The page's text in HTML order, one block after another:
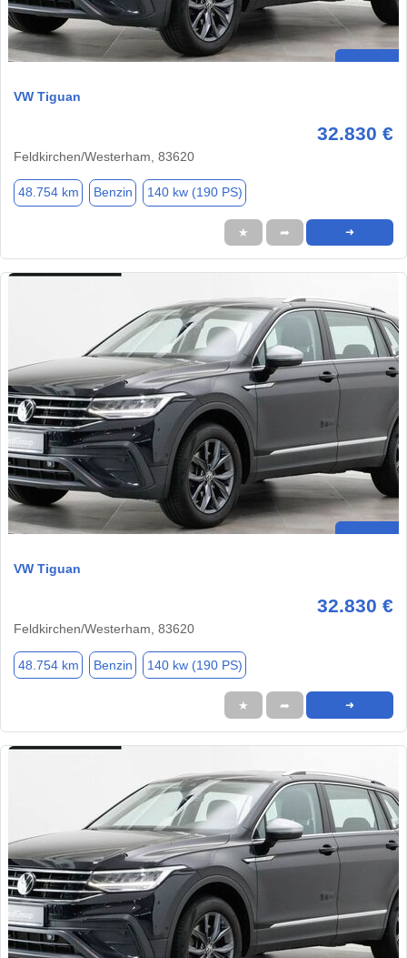
VW Tiguan
32.830 €
Feldkirchen/Westerham, 83620
48.754 km Benzin 140 kw (190 PS)
★ ➦ ➜
VW Tiguan
32.830 €
Feldkirchen/Westerham, 83620
48.754 km Benzin 140 kw (190 PS)
★ ➦ ➜